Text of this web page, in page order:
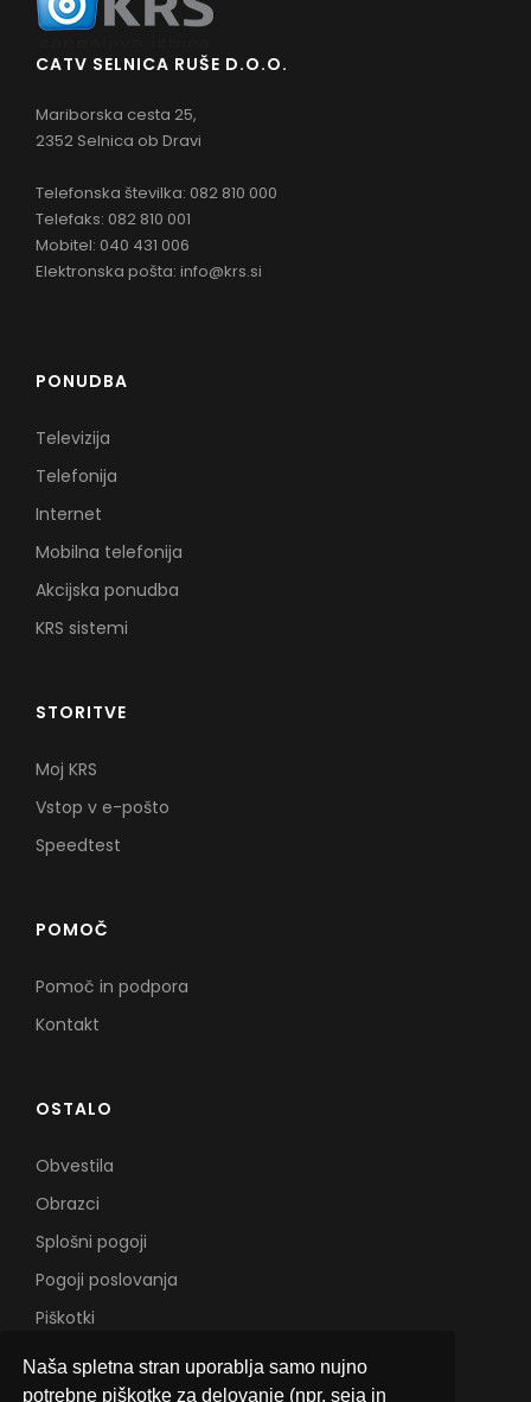
Naša spletna stran uporablja samo nujno
potrebne piškotke za delovanje (npr. seja in
CATV SELNICA RUŠE D.O.O.
Mariborska cesta 25,
2352 Selnica ob Dravi
Telefonska številka: 082 810 000
Telefaks: 082 810 001
Mobitel: 040 431 006
Elektronska pošta: info@krs.si
PONUDBA
Televizija
Telefonija
Internet
Mobilna telefonija
Akcijska ponudba
KRS sistemi
STORITVE
Moj KRS
Vstop v e-pošto
Speedtest
POMOČ
Pomoč in podpora
Kontakt
OSTALO
Obvestila
Obrazci
Splošni pogoji
Pogoji poslovanja
Piškotki